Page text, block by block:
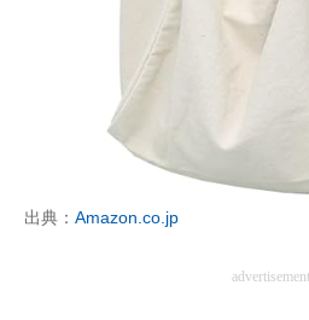
出典： Amazon.co.jp
advertisement